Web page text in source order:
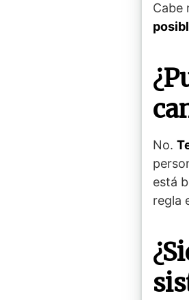
Cabe
No.
está
regla